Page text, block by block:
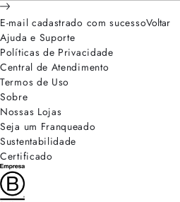
E-mail cadastrado com sucessoVoltar
Ajuda e Suporte
Políticas de Privacidade
Central de Atendimento
Termos de Uso
Sobre
Nossas Lojas
Seja um Franqueado
Sustentabilidade
Certificado